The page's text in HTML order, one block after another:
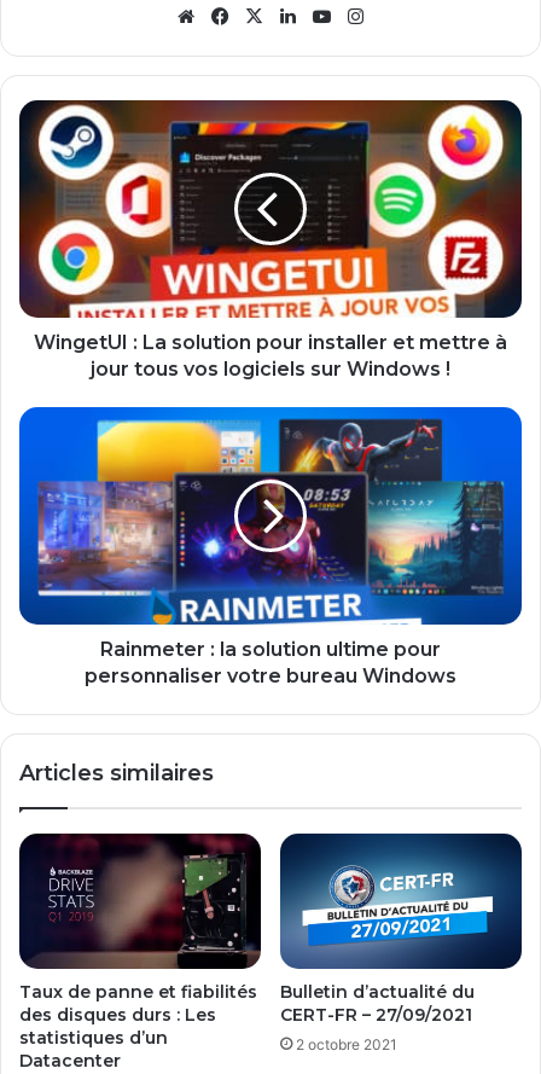
WebsiteFacebook
X LinkedinYouTube
WingetUI
La
solution
pour
installer
mettre
à
jour
logiciels
WingetUI : La solution pour installer et mettre à
jour tous vos logiciels sur Windows !
Rainmeter
solution
ultime
pour
personnaliser
votre
bureau
Rainmeter : la solution ultime pour
personnaliser votre bureau Windows
Articles similaires
Taux de panne et fiabilités
des disques durs : Les
statistiques d’un
Datacenter
Bulletin d’actualité du
CERT-FR – 27/09/2021
2 octobre 2021